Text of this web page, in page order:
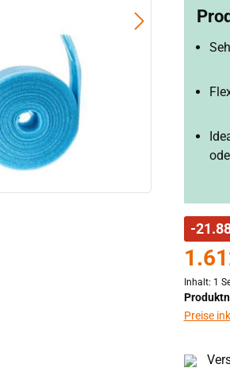
-
Inhalt: 1
Preise